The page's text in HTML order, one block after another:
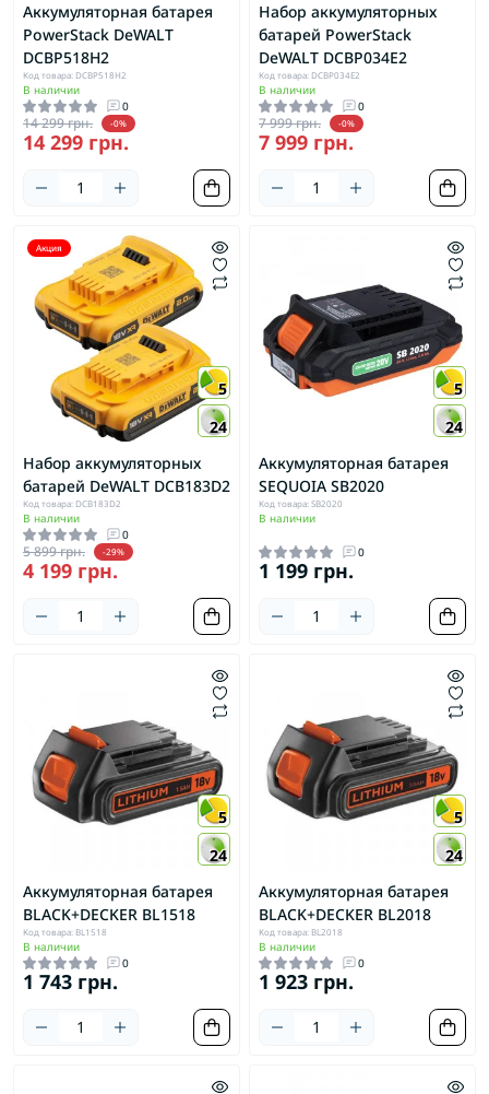
Аккумуляторная батарея
PowerStack DeWALT
DCBP518H2
Код товара: DCBP518H2
В наличии
0
14 299 грн. -0%
14 299 грн.
Набор аккумуляторных
батарей PowerStack
DeWALT DCBP034E2
Код товара: DCBP034E2
В наличии
0
7 999 грн. -0%
7 999 грн.
Акция
5
24
Набор аккумуляторных
батарей DeWALT DCB183D2
Код товара: DCB183D2
В наличии
0
5 899 грн. -29%
4 199 грн.
5
24
Аккумуляторная батарея
SEQUOIA SB2020
Код товара: SB2020
В наличии
0
1 199 грн.
5
24
Аккумуляторная батарея
BLACK+DECKER BL1518
Код товара: BL1518
В наличии
0
1 743 грн.
5
24
Аккумуляторная батарея
BLACK+DECKER BL2018
Код товара: BL2018
В наличии
0
1 923 грн.